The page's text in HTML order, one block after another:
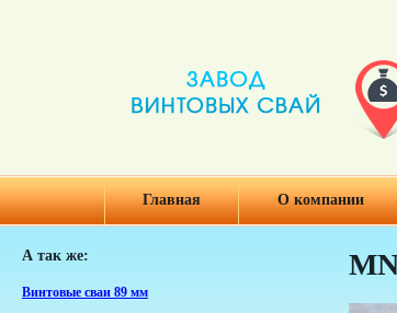
Главная О компании
А так же:
Винтовые сваи 89 мм